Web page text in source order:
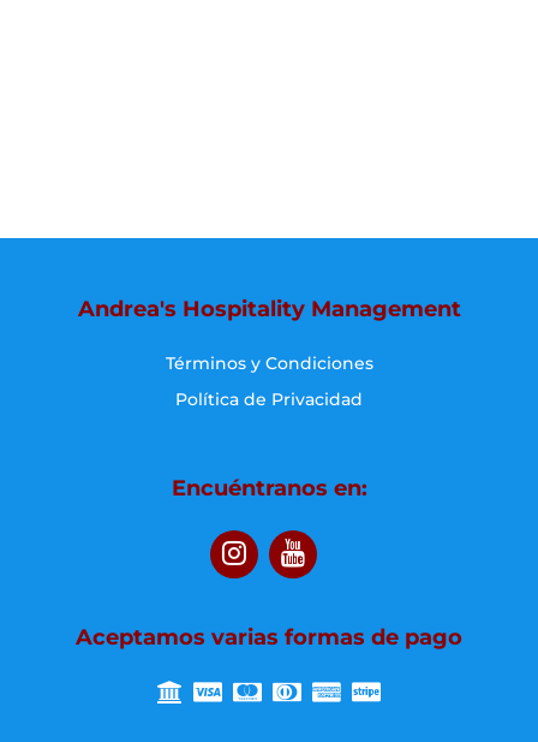
Andrea's Hospitality Management
Términos y Condiciones
Política de Privacidad
Encuéntranos en:
Aceptamos varias formas de pago